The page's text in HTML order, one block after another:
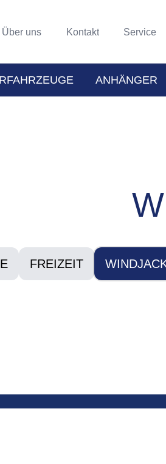
Über uns Kontakt Service
ANHÄNGER
FREIZEIT